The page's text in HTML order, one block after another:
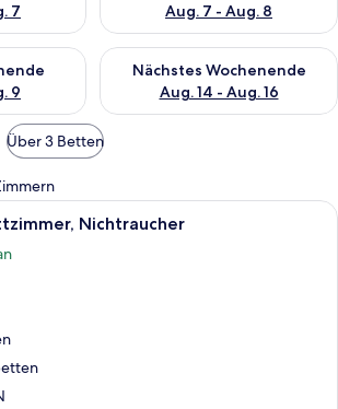
7
Aug. 7 - Aug. 8
9
für dieses Wochenende, Aug. 7
Nächstes Wochenende
Aug. 14 - Aug. 16
Überprüfe die Verfügbarkeit
Über 3 Betten
Ein modernes Wohnzimmer mit
Nichtraucher